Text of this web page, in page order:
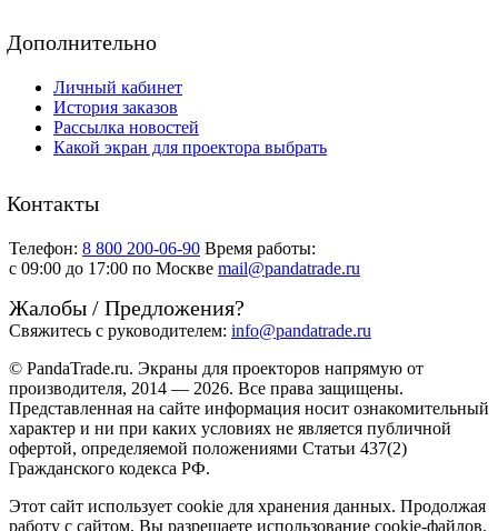
Дополнительно
Личный кабинет
История заказов
Рассылка новостей
Какой экран для проектора выбрать
Контакты
Телефон: 8 800 200-06-90 Время работы:
c 09:00 до 17:00 по Москве mail@pandatrade.ru
Жалобы / Предложения?
Свяжитесь с руководителем: info@pandatrade.ru
© PandaTrade.ru. Экраны для проекторов напрямую от
производителя, 2014 — 2026. Все права защищены.
Представленная на сайте информация носит ознакомительный
характер и ни при каких условиях не является публичной
офертой, определяемой положениями Статьи 437(2)
Гражданского кодекса РФ.
Этот сайт использует cookie для хранения данных. Продолжая
работу с сайтом, Вы разрешаете использование cookie-файлов.